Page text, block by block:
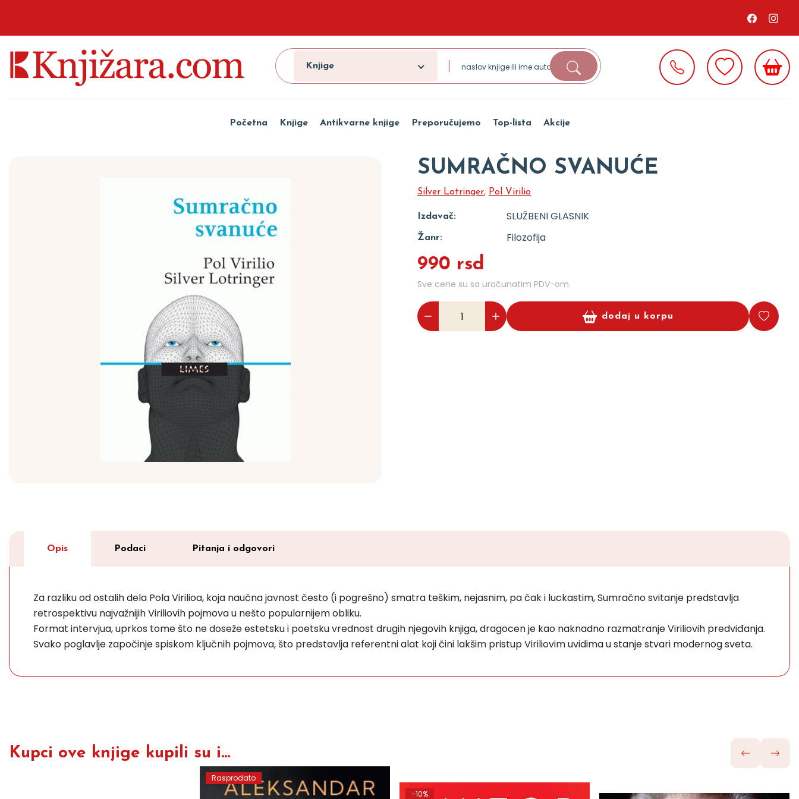
Knjige
Početna Knjige Antikvarne knjige Preporučujemo Top-lista Akcije
SUMRAČNO SVANUĆE
Silver Lotringer, Pol Virilio
Izdavač: SLUŽBENI GLASNIK
Žanr: Filozofija
990 rsd
Sve cene su sa uračunatim PDV-om.
dodaj u korpu
Opis Podaci Pitanja i odgovori
Za razliku od ostalih dela Pola Virilioa, koja naučna javnost često (i pogrešno) smatra teškim, nejasnim, pa čak i luckastim, Sumračno svitanje predstavlja
retrospektivu najvažnijih Viriliovih pojmova u nešto popularnijem obliku.
Format intervjua, uprkos tome što ne doseže estetsku i poetsku vrednost drugih njegovih knjiga, dragocen je kao naknadno razmatranje Viriliovih predviđanja.
Svako poglavlje započinje spiskom ključnih pojmova, što predstavlja referentni alat koji čini lakšim pristup Viriliovim uvidima u stanje stvari modernog sveta.
Kupci ove knjige kupili su i...
Rasprodato
-10%